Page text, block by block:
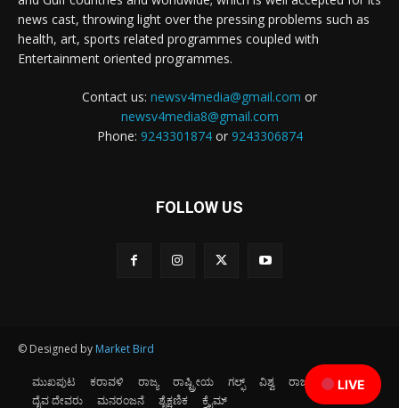
LIVE
news cast, throwing light over the pressing problems such as
health, art, sports related programmes coupled with
Entertainment oriented programmes.
Contact us: newsv4media@gmail.com or
newsv4media8@gmail.com
Phone: 9243301874or 9243306874
FOLLOW US
© Designed by Market Bird
ಮುಖಪುಟ ಕರಾವಳಿ ರಾಜ್ಯ ರಾಷ್ಟ್ರೀಯ ಗಲ್ಫ್ ವಿಶ್ವ ರಾಜಕೀಯ
ಕ್ರೀಡೆ
ದೈವ ದೇವರು
ಮನರಂಜನೆ ಶೈಕ್ಷಣಿಕ ಕ್ರೈಮ್